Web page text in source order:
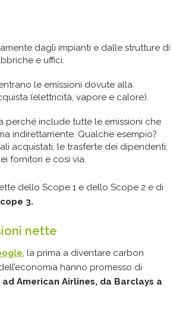
dagli impianti e dalle strutture di
e uffici.
le emissioni dovute alla
(elettricità, vapore e calore).
perché include tutte le emissioni che
indirettamente. Qualche esempio?
acquistati, le trasferte dei dipendenti,
fornitori e così via.
dello Scope 1 e dello Scope 2 e di
3.
nette
, la prima a diventare carbon
hanno promesso di
ad American Airlines, da Barclays a